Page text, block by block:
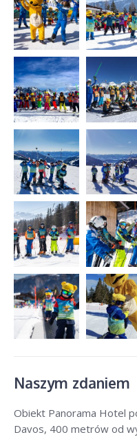
Naszym zdaniem
Obiekt Panorama Hotel
Davos, 400 metrów od